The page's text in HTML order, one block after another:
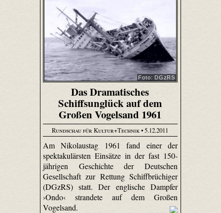
Foto: DGzRS
Das Dramatisches
Schiffsunglück auf dem
Großen Vogelsand 1961
Rundschau für Kultur+Technik• 5.12.2011
Am Nikolaustag 1961 fand einer der
spektakulärsten Einsätze in der fast 150-
jährigen Geschichte der Deutschen
Gesellschaft zur Rettung Schiffbrüchiger
(DGzRS) statt. Der englische Dampfer
›Ondo‹ strandete auf dem Großen
Vogelsand.